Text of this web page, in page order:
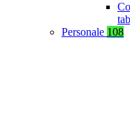
Personale 108